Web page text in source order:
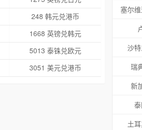
248 韩元兑港币
1668 英镑兑韩元
5013 泰铢兑欧元
3051 美元兑港币
塞尔
沙
瑞
新
土